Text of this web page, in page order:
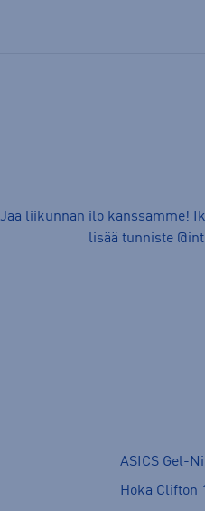
Jaa liikunnan ilo kanssamme!
lisää tunniste
ASICS Gel-
Hoka Clifton